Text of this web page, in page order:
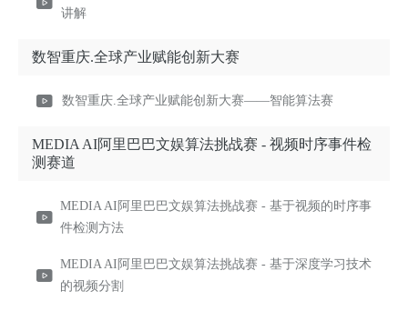
讲解
数智重庆.全球产业赋能创新大赛
数智重庆.全球产业赋能创新大赛——智能算法赛
MEDIA AI阿里巴巴文娱算法挑战赛 - 视频时序事件检
测赛道
MEDIA AI阿里巴巴文娱算法挑战赛 - 基于视频的时序事
件检测方法
MEDIA AI阿里巴巴文娱算法挑战赛 - 基于深度学习技术
的视频分割